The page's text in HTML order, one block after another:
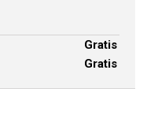
Gratis
Gratis